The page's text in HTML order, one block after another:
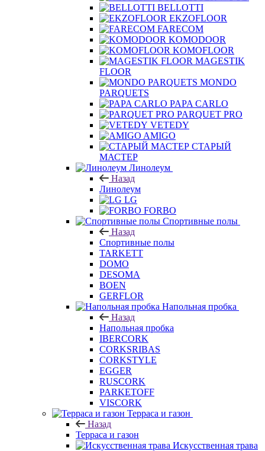
BELLOTTI
EKZOFLOOR
FARECOM
KOMODOOR
KOMOFLOOR
MAGESTIK
FLOOR
MONDO
PARQUETS
PAPA CARLO
PARQUET PRO
VETEDY
AMIGO
СТАРЫЙ
МАСТЕР
Линолеум
Назад
Линолеум
LG
FORBO
Спортивные полы
Назад
Спортивные полы
TARKETT
DOMO
DESOMA
BOEN
GERFLOR
Напольная пробка
Назад
Напольная пробка
IBERCORK
CORKSRIBAS
CORKSTYLE
EGGER
RUSCORK
PARKETOFF
VISCORK
Терраса и газон
Назад
Терраса и газон
Искусственная трава